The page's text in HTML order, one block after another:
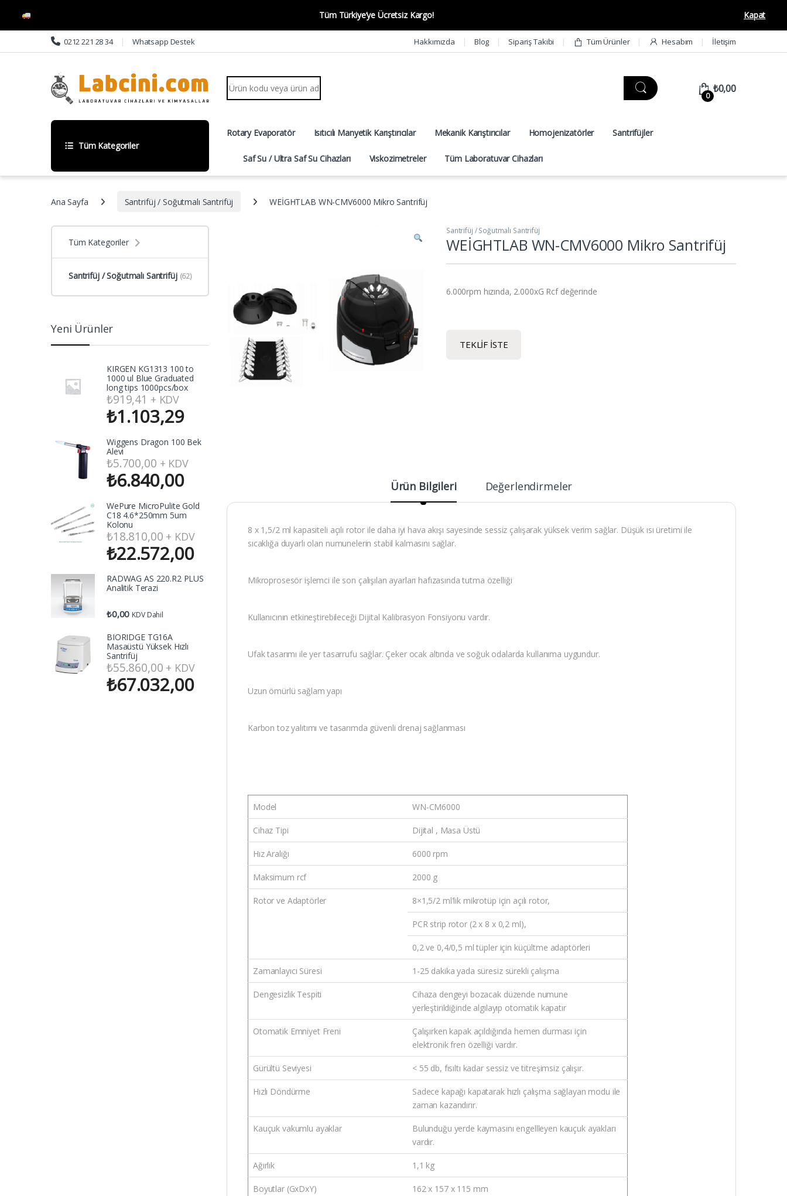
Tüm Türkiye’ye Ücretsiz Kargo!
Kapat
Skip to navigation
Skip to content 0212 221 28 34 Whatsapp Destek Hakkımızda Blog Sipariş Takibi Tüm Ürünler Hesabım İletişim
Search for:
0
₺0,00
Tüm Kategoriler
Rotary Evaporatör Isıtıcılı Manyetik Karıştırıcılar Mekanik Karıştırıcılar Homojenizatörler Santrifüjler
Saf Su / Ultra Saf Su Cihazları Viskozimetreler Tüm Laboratuvar Cihazları
Ana Sayfa Santrifüj / Soğutmalı Santrifüj WEİGHTLAB WN-CMV6000 Mikro Santrifüj
Santrifüj / Soğutmalı Santrifüj
WEİGHTLAB WN-CMV6000 Mikro Santrifüj
6.000rpm hızında, 2.000xG Rcf değerinde
TEKLIF İSTE
Ürün Bilgileri Değerlendirmeler
8 x 1,5/2 ml kapasiteli açılı rotor ile daha iyi hava akışı sayesinde sessiz çalışarak yüksek verim sağlar. Düşük ısı üretimi ile
sıcaklığa duyarlı olan numunelerin stabil kalmasını sağlar.
Mikroprosesör işlemci ile son çalışılan ayarları hafızasında tutma özelliği
Kullanıcının etkineştirebileceği Dijital Kalibrasyon Fonsiyonu vardır.
Ufak tasarımı ile yer tasarrufu sağlar. Çeker ocak altında ve soğuk odalarda kullanıma uygundur.
Uzun ömürlü sağlam yapı
Karbon toz yalıtımı ve tasarımda güvenli drenaj sağlanması
Model WN-CM6000
Cihaz Tipi Dijital , Masa Üstü
Hız Aralığı 6000 rpm
Maksimum rcf 2000 g
Rotor ve Adaptörler 8×1,5/2 ml'lik mikrotüp için açılı rotor,
PCR strip rotor (2 x 8 x 0,2 ml),
0,2 ve 0,4/0,5 ml tüpler için küçültme adaptörleri
Zamanlayıcı Süresi 1-25 dakika yada süresiz sürekli çalışma
Dengesizlik Tespiti
Cihaza dengeyi bozacak düzende numune
yerleştirildiğinde algılayıp otomatik kapatır
Otomatik Emniyet Freni
Çalışırken kapak açıldığında hemen durması için
elektronik fren özelliği vardır.
Gürültü Seviyesi < 55 db, fısıltı kadar sessiz ve titreşimsiz çalışır.
Hızlı Döndürme
Sadece kapağı kapatarak hızlı çalışma sağlayan modu ile
zaman kazandırır.
Kauçuk vakumlu ayaklar
Bulunduğu yerde kaymasını engellleyen kauçuk ayakları
vardır.
Ağırlık 1,1 kg
Boyutlar (GxDxY) 162 x 157 x 115 mm
Tüm Kategoriler
Santrifüj / Soğutmalı Santrifüj (62)
Yeni Ürünler
KIRGEN KG1313 100 to
1000 ul Blue Graduated
long tips 1000pcs/box
₺919,41 + KDV
₺1.103,29
Wiggens Dragon 100 Bek
Alevi
₺5.700,00 + KDV
₺6.840,00
WePure MicroPulite Gold
C18 4.6*250mm 5um
Kolonu
₺18.810,00 + KDV
₺22.572,00
RADWAG AS 220.R2 PLUS
Analitik Terazi
₺0,00 KDV Dahil
BIORIDGE TG16A
Masaüstü Yüksek Hızlı
Santrifüj
₺55.860,00 + KDV
₺67.032,00